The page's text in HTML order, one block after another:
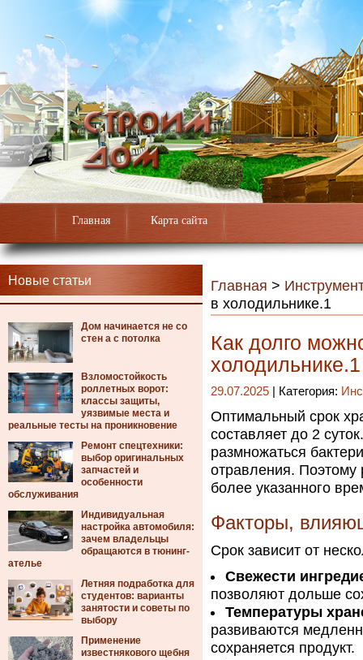
Главная Карта сайта
Новые статьи
Дом начинается не со
стен а с потолка
Взломостойкость
роллетных ворот:
классы защиты,
уязвимые места и
реальные тесты на проникновение
Ремонт спецтехники:
выбор оригинальных
запчастей и
особенности
обслуживания
Индивидуальная
настройка автомобиля:
зачем владельцы
обращаются в тюнинг-
ателье
Летняя подработка для
студентов: варианты
занятости и советы по
выбору
Применение
известнякового щебня
Главная >
в холодильнике.1
Как долго
холодильнике.1
29.07.2025 | Категория:
Оптимальный срок
составляет до 2
размножаться
отравления. Поэтому
более указанного
Факторы,
Срок зависит от
Свежести
позволяют дольше
Температуры
развиваются
сохраняется продукт.